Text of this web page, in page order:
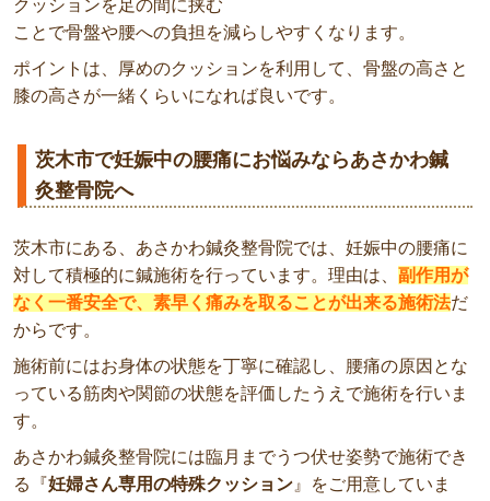
クッションを足の間に挟む
ことで骨盤や腰への負担を減らしやすくなります。
ポイントは、厚めのクッションを利用して、骨盤の高さと
膝の高さが一緒くらいになれば良いです。
茨木市で妊娠中の腰痛にお悩みならあさかわ鍼
灸整骨院へ
茨木市にある、あさかわ鍼灸整骨院では、妊娠中の腰痛に
対して積極的に鍼施術を行っています。理由は、 副作用が
なく一番安全で、素早く痛みを取ることが出来る施術法だ
からです。
施術前にはお身体の状態を丁寧に確認し、腰痛の原因とな
っている筋肉や関節の状態を評価したうえで施術を行いま
す。
あさかわ鍼灸整骨院には臨月までうつ伏せ姿勢で施術でき
る『妊婦さん専用の特殊クッション 』をご用意していま